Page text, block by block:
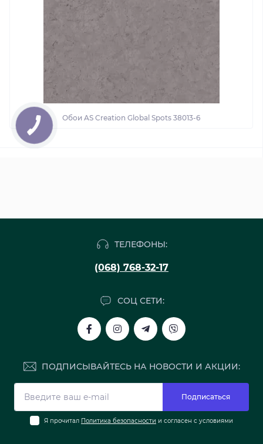
Обои AS Creation Global Spots 38013-6
ТЕЛЕФОНЫ:
(068) 768-32-17
СОЦ СЕТИ:
ПОДПИСЫВАЙТЕСЬ НА НОВОСТИ И АКЦИИ:
Подписаться
Я прочитал Политика безопасности и согласен с условиями